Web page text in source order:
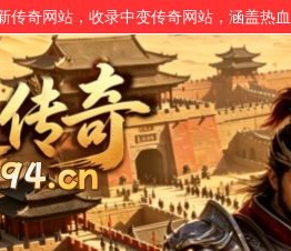
传奇网站，收录中变传奇网站，涵盖热